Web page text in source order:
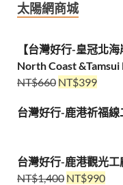
太陽網商城
【台灣好行-皇冠北
North Coast &Tamsui
NT$660 NT$399
台灣好行-鹿港祈福線
台灣好行-鹿港觀光
NT$1,400 NT$990